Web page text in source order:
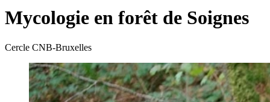
Mycologie en forêt de Soignes
Cercle CNB-Bruxelles